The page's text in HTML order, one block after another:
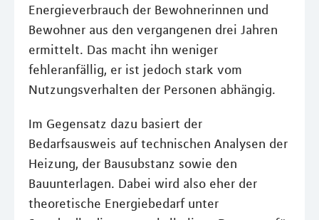
Energieverbrauch der Bewohnerinnen und
Bewohner aus den vergangenen drei Jahren
ermittelt. Das macht ihn weniger
fehleranfällig, er ist jedoch stark vom
Nutzungsverhalten der Personen abhängig.
Im Gegensatz dazu basiert der
Bedarfsausweis auf technischen Analysen der
Heizung, der Bausubstanz sowie den
Bauunterlagen. Dabei wird also eher der
theoretische Energiebedarf unter